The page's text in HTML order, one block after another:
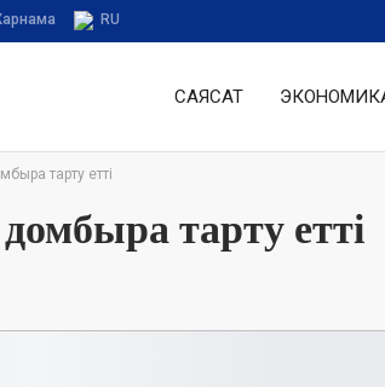
RU
САЯСАТ
тарту етті
тарту етті